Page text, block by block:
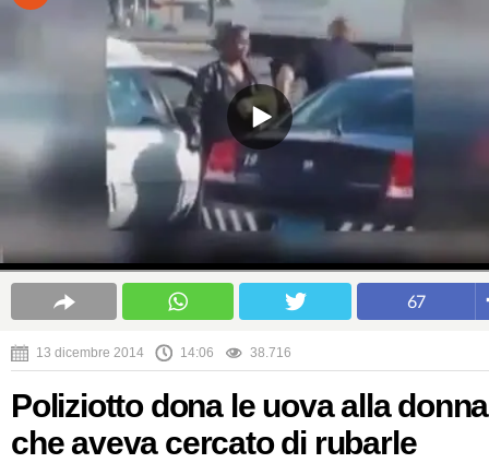
67
13 dicembre 2014 14:06 38.716
Poliziotto dona le uova alla donna
che aveva cercato di rubarle